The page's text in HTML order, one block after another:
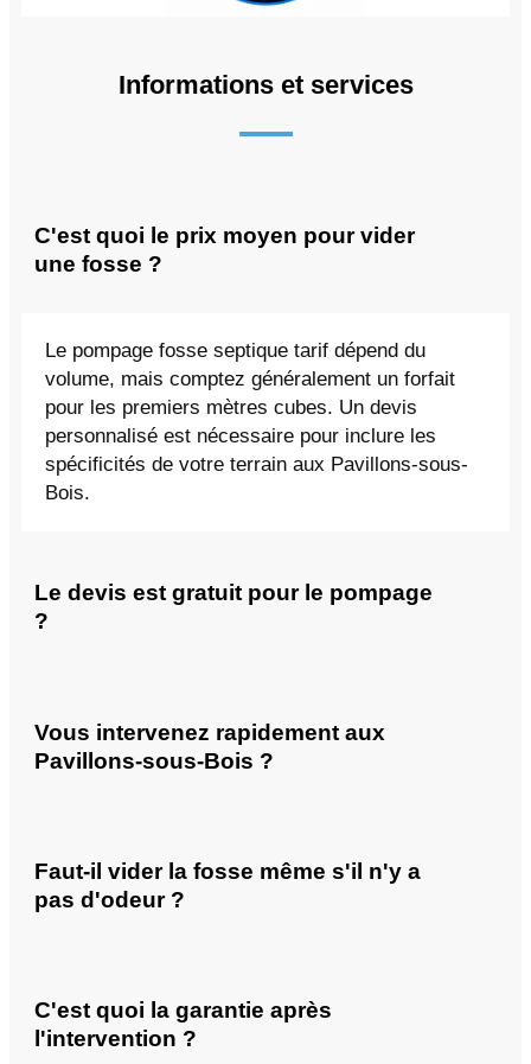
Informations et services
C'est quoi le prix moyen pour vider
une fosse ?
Le pompage fosse septique tarif dépend du
volume, mais comptez généralement un forfait
pour les premiers mètres cubes. Un devis
personnalisé est nécessaire pour inclure les
spécificités de votre terrain aux Pavillons-sous-
Bois.
Le devis est gratuit pour le pompage
?
Vous intervenez rapidement aux
Pavillons-sous-Bois ?
Faut-il vider la fosse même s'il n'y a
pas d'odeur ?
C'est quoi la garantie après
l'intervention ?